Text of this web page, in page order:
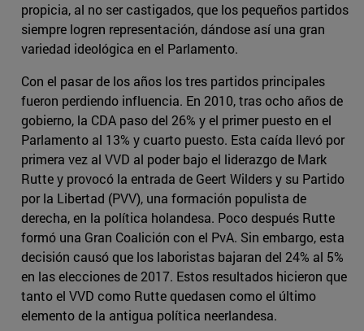
propicia, al no ser castigados, que los pequeños partidos
siempre logren representación, dándose así una gran
variedad ideológica en el Parlamento.
Con el pasar de los años los tres partidos principales
fueron perdiendo influencia. En 2010, tras ocho años de
gobierno, la CDA paso del 26% y el primer puesto en el
Parlamento al 13% y cuarto puesto. Esta caída llevó por
primera vez al VVD al poder bajo el liderazgo de Mark
Rutte y provocó la entrada de Geert Wilders y su Partido
por la Libertad (PVV), una formación populista de
derecha, en la política holandesa. Poco después Rutte
formó una Gran Coalición con el PvA. Sin embargo, esta
decisión causó que los laboristas bajaran del 24% al 5%
en las elecciones de 2017. Estos resultados hicieron que
tanto el VVD como Rutte quedasen como el último
elemento de la antigua política neerlandesa.